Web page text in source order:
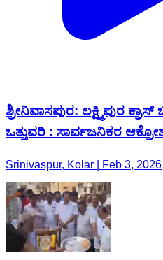
ಶ್ರೀನಿವಾಸಪುರ: ಲಕ್ಷ್ಮಿಪುರ
ಒತ್ತುವರಿ : ಸಾರ್ವಜನಿಕರ
Srinivaspur, Kolar | Feb 3, 2026